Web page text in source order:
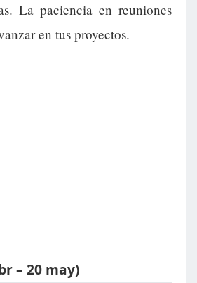
La paciencia en reuniones
en tus proyectos.
– 20 may)